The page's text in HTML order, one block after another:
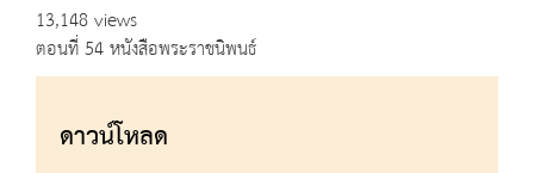
13,148 views
ตอนที่ 54 หนังสือพระราชนิพนธ์
ดาวน์โหลด